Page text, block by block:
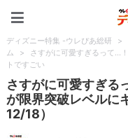
ディズニー特集 -ウレぴあ総研 >
ム
>
さすがに可愛すぎるって…
トですごい
さすがに可愛すぎる
が限界突破レベルに
12/18）